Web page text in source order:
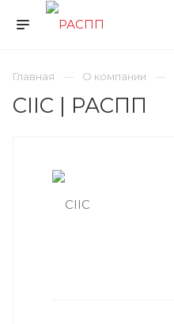
Главная О компании
CIIC | РАСПП